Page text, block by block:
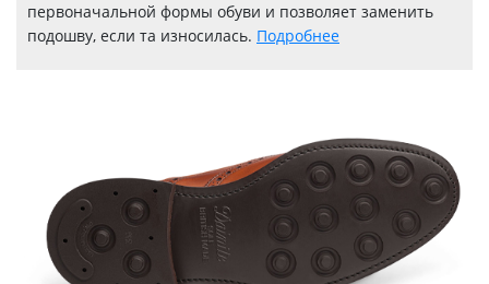
первоначальной формы обуви и позволяет заменить
подошву, если та износилась. Подробнее